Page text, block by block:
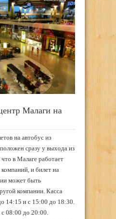
Малаги на
на автобус из
сразу у выхода из
в Малаге работает
и билет на
может быть
компании. Касса
14:15 и с 15:00 до 18:30.
с 08:00 до 20:00.